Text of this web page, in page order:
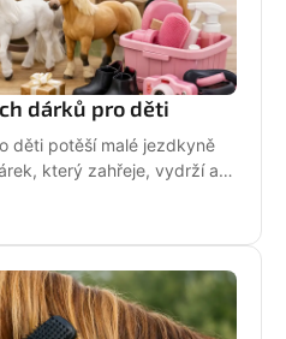
dárků pro děti
děti potěší malé jezdkyně
který zahřeje, vydrží a